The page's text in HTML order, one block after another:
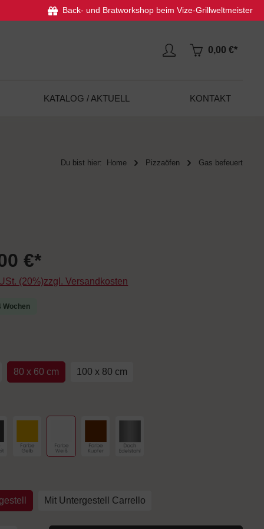
Back- und Bratworkshop beim Vize-Grillweltmeister
0,00 €*
KATALOG / AKTUELL KONTAKT
Du bist hier: Home Pizzaöfen Gas befeuert
€*
(20%)zzgl. Versandkosten
Wochen
80 x 60 cm 100 x 80 cm
Anthrazit
Farbe GelbFarbe WeißFarbe KupferDach Edelstahl
Mit Untergestell Carrello